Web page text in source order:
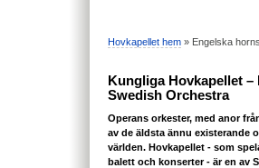
Hovkapellet hem » Engelska
Kungliga Hovkapellet –
Swedish Orchestra
Operans orkester, med anor
av de äldsta ännu existerande
världen. Hovkapellet - som
balett och konserter - är en av